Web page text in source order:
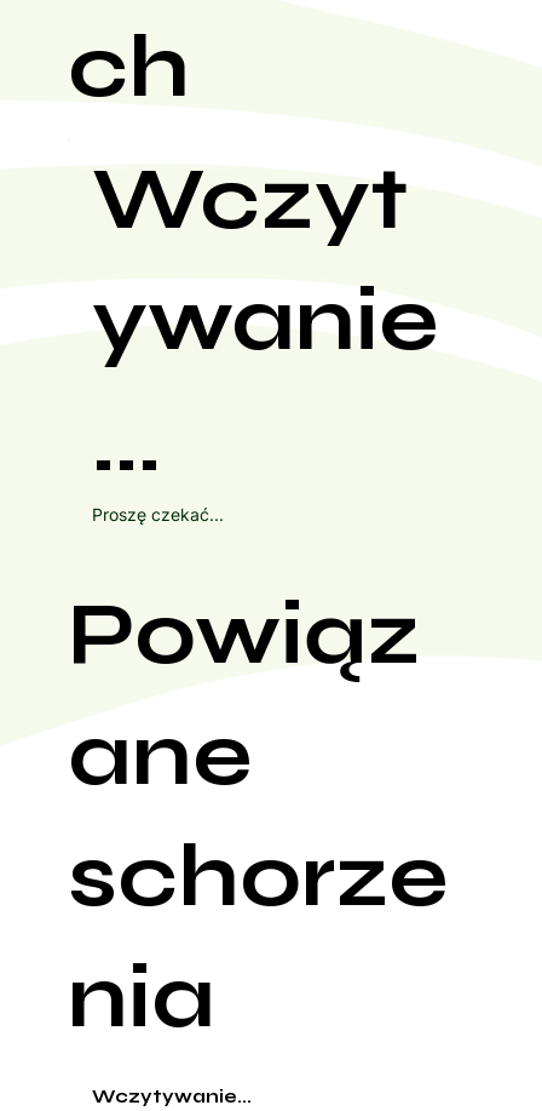
ch
Wczyt
ywanie
...
Proszę czekać...
Powiąz
ane
schorze
nia
Wczytywanie...